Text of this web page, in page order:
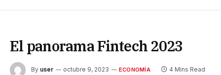
El panorama Fintech 2023
By user octubre 9, 2023 ECONOMÍA 4 Mins Read